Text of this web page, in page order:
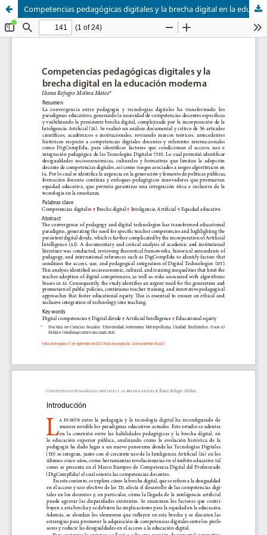
Competencias pedagógicas digitales y la brecha digital en la educación moderna